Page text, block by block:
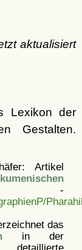
aktualisiert
Lexikon der
Gestalten.
Artikel
das
in der
detaillierte